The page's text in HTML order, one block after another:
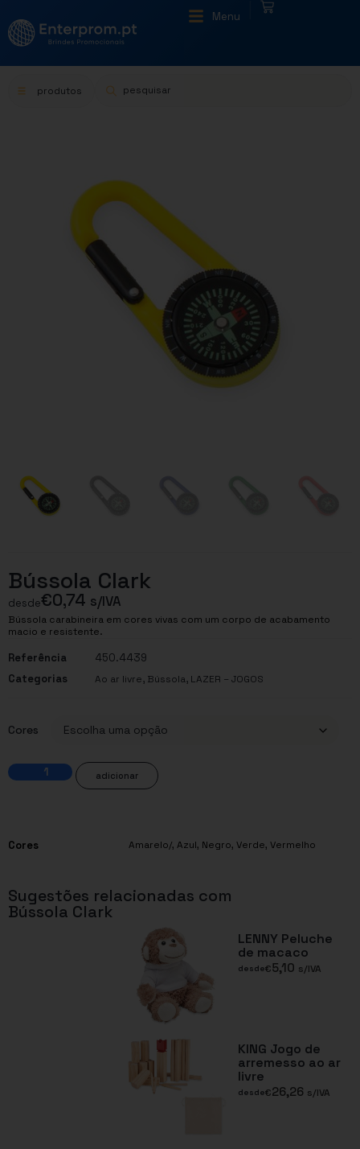
Menu
produtos
Bússola Clark
desde€0,74 s/IVA
Bússola carabineira em cores vivas com um corpo de acabamento
macio e resistente.
Referência
450.4439
Categorias
Ao ar livre, Bússola, LAZER – JOGOS
Cores
adicionar
Cores Amarelo/, Azul, Negro, Verde, Vermelho
Sugestões relacionadas com
Bússola Clark
LENNY Peluche
de macaco
desde€5,10 s/IVA
KING Jogo de
arremesso ao ar
livre
desde€26,26 s/IVA